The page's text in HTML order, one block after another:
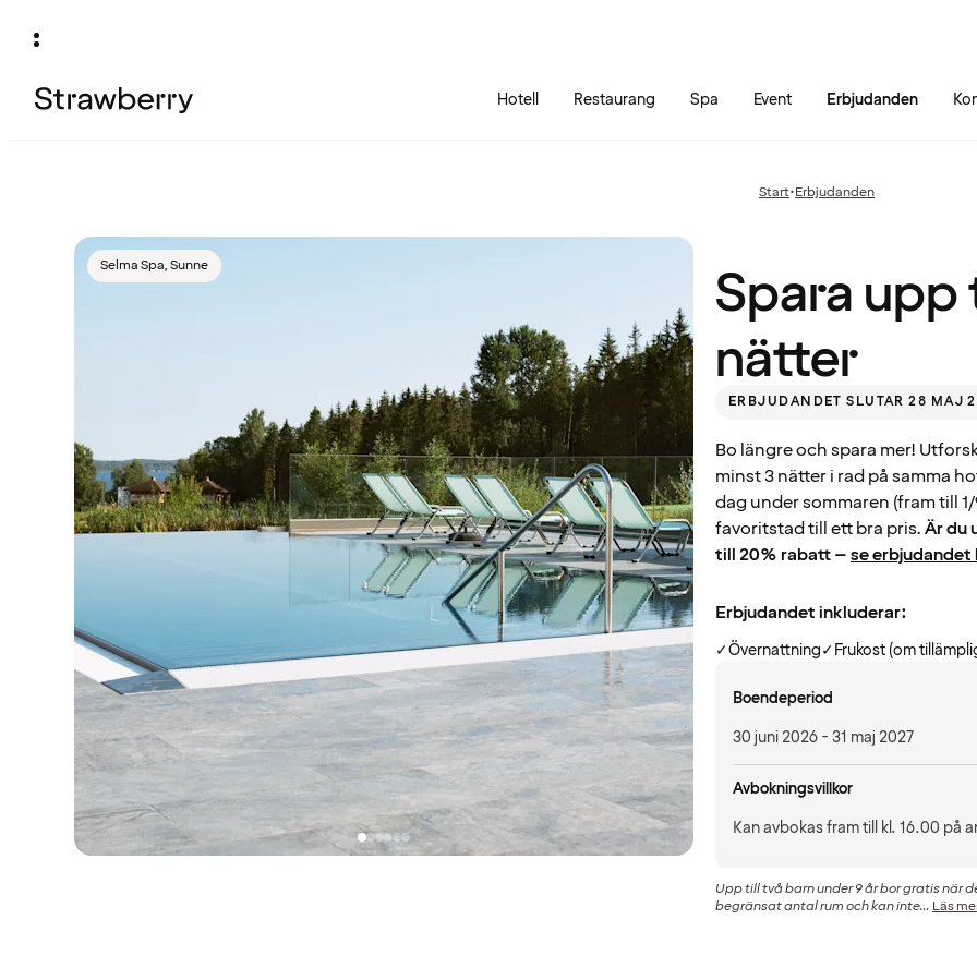
Hotell Restaurang Spa Event Erbjudanden
Selma Spa, Sunne
Start•Föregående
Erbjudanden
30%
Spara upp
nätter
ERBJUDANDET SLUTAR 28 MAJ
Bo längre och spara mer!
minst 3 nätter i rad på samma
dag under sommaren (fram till
favoritstad till ett bra pris.Är du
till 20% rabatt –se erbjudandet
Erbjudandet inkluderar:
✓Övernattning✓Frukost (om
Boendeperiod
30 juni 2026 - 31 maj 2027
Avbokningsvillkor
Kan avbokas fram till kl. 16.00 på
Upp till två barn under 9 år bor gratis när
begränsat antal rum och kan inte... Läs